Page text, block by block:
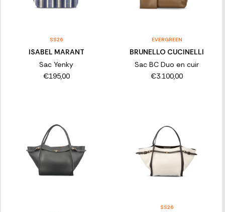
SS26
ISABEL MARANT
Sac Yenky
€195,00
EVERGREEN
BRUNELLO CUCINELLI
Sac BC Duo en cuir
€3.100,00
SS26